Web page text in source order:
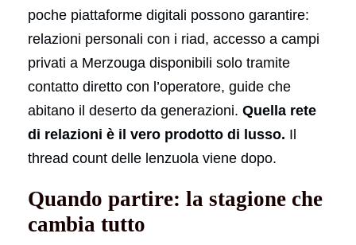
poche piattaforme digitali possono garantire:
relazioni personali con i riad, accesso a campi
privati a Merzouga disponibili solo tramite
contatto diretto con l’operatore, guide che
abitano il deserto da generazioni. Quella rete
di relazioni è il vero prodotto di lusso. Il
thread count delle lenzuola viene dopo.
Quando partire: la stagione che
cambia tutto